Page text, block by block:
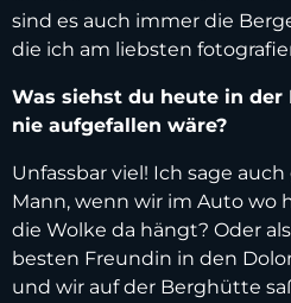
sind es auch immer die
die ich am liebsten
Was siehst du heute in
nie aufgefallen wäre?
Unfassbar viel! Ich sage
Mann, wenn wir im Auto wo
die Wolke da hängt? Oder
besten Freundin in den
und wir auf der Berghütte